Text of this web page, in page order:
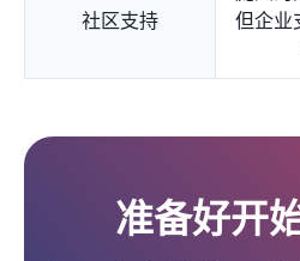
社区支持
但企业
准备好开